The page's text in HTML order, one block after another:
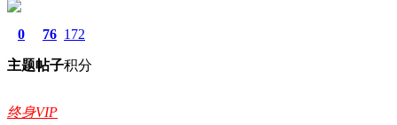
0
主题
76
帖子
172
积分
终身VIP